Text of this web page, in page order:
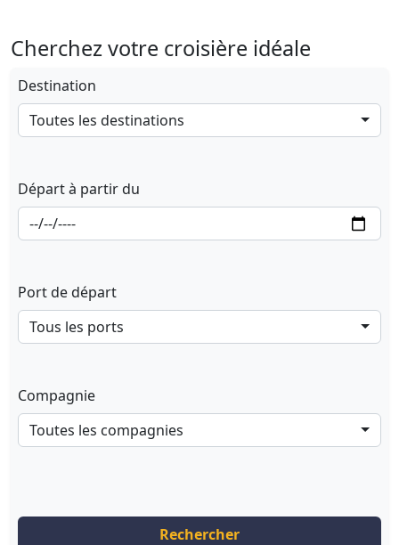
Cherchez votre croisière idéale
Destination
Toutes les destinations
Départ à partir du
Port de départ
Tous les ports
Compagnie
Toutes les compagnies
Rechercher